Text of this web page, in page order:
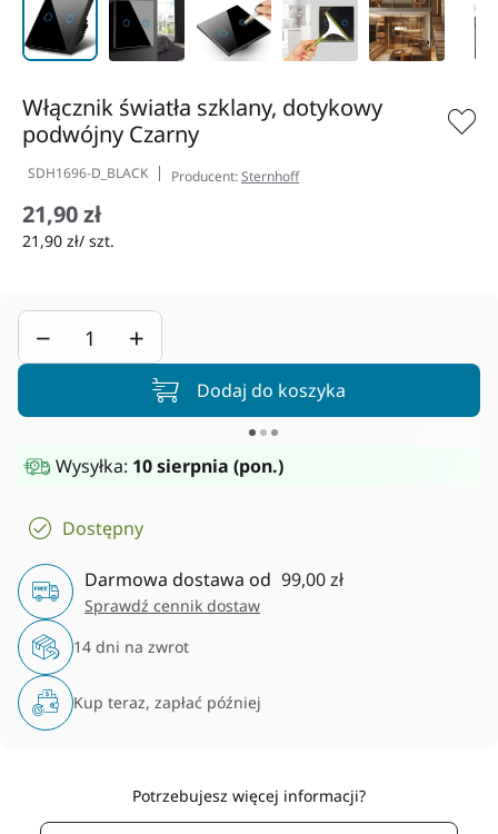
Włącznik światła szklany, dotykowy
podwójny Czarny
SDH1696-D_BLACK Producent:Sternhoff
21,90 zł
21,90 zł/ szt.
− +
Dodaj do koszyka
Wysyłka: 10 sierpnia (pon.)
Dostępny
Darmowa dostawa od 99,00 zł
Sprawdź cennik dostaw
14 dni na zwrot
Kup teraz, zapłać później
Potrzebujesz więcej informacji?